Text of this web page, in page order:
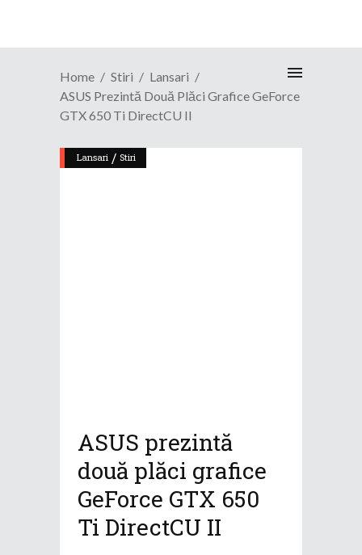
Home Stiri
Lansari
ASUS Prezintă Două Plăci Grafice GeForce
GTX 650 Ti DirectCU II
Lansari / Stiri
ASUS prezintă
două plăci grafice
GeForce GTX 650
Ti DirectCU II